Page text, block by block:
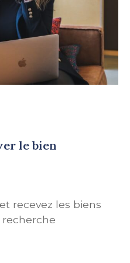
le bien
recevez les biens